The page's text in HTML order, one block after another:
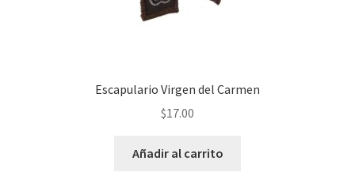
Escapulario Virgen del Carmen
$17.00
Añadir al carrito